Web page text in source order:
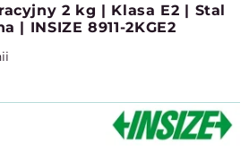
2 kg | Klasa E2 | Stal
| INSIZE 8911-2KGE2